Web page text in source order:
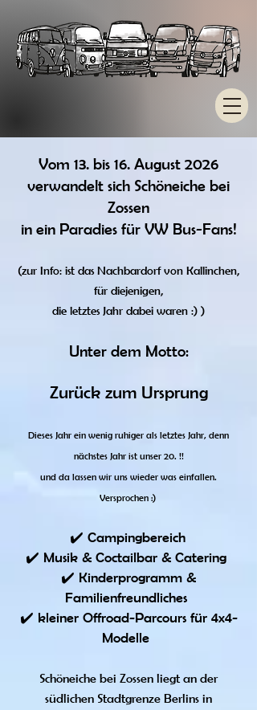
Vom 13. bis 16. August 2026
verwandelt sich Schöneiche bei
Zossen
in ein Paradies für VW Bus-Fans!
(zur Info: ist das Nachbardorf von Kallinchen,
für diejenigen,
die letztes Jahr dabei waren :) )
Unter dem Motto:
Zurück zum Ursprung
Dieses Jahr ein wenig ruhiger als letztes Jahr, denn
nächstes Jahr ist unser 20. !!
und da lassen wir uns wieder was einfallen.
Versprochen :)
✔️ Campingbereich
✔️ Musik & Coctailbar & Catering
✔️ Kinderprogramm &
Familienfreundliches
✔️ kleiner Offroad-Parcours für 4x4-
Modelle
Schöneiche bei Zossen liegt an der
südlichen Stadtgrenze Berlins in